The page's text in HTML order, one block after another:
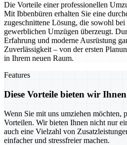
Die Vorteile einer professionellen
Mit Ibbenbüren erhalten Sie eine
zugeschnittene Lösung, die sowohl bei
gewerblichen Umzügen überzeugt.
Erfahrung und moderne Ausrüstung
Zuverlässigkeit – von der ersten
in Ihrem neuen Raum.
Features
Diese Vorteile bieten wir Ihnen
Wenn Sie mit uns umziehen möchten,
Vorteilen. Wir bieten Ihnen nicht nur
auch eine Vielzahl von
einfacher und stressfreier machen.